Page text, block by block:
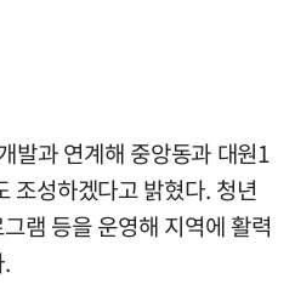
발과 연계해 중앙동과 대원1
조성하겠다고 밝혔다. 청년
램 등을 운영해 지역에 활력